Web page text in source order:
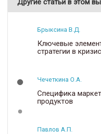
Другие статьи в этом
Брыксина В.Д.
Ключевые
стратегии в кризис
Чечеткина О.А.
Специфика
продуктов
Павлов А.П.